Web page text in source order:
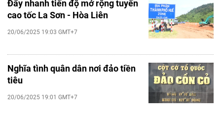
Đẩy nhanh tiến độ mở rộng tuyến
cao tốc La Sơn - Hòa Liên
20/06/2025 19:03 GMT+7
Nghĩa tình quân dân nơi đảo tiền
tiêu
20/06/2025 19:01 GMT+7